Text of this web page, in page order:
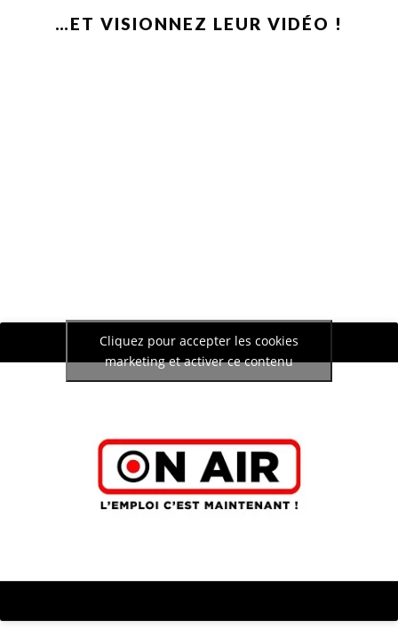
…ET VISIONNEZ LEUR VIDÉO !
Cliquez pour accepter les cookies
marketing et activer ce contenu